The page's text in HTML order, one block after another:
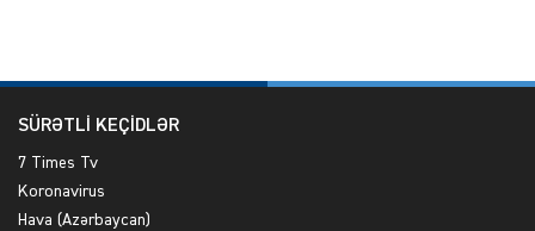
SÜRƏTLİ KEÇİDLƏR
7 Times Tv
Koronavirus
Hava (Azərbaycan)